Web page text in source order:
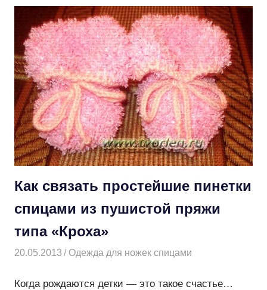
Как связать простейшие пинетки
спицами из пушистой пряжи
типа «Кроха»
20.05.2013 Творогова Елена
Одежда для ножек спицами
Когда рождаются детки — это такое счастье…